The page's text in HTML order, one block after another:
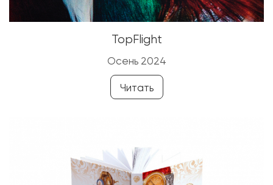
TopFlight
Осень 2024
Читать